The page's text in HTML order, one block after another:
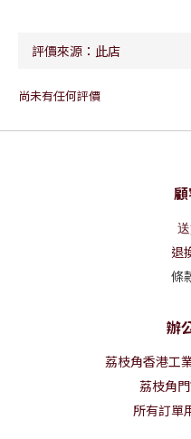
尚未有任何評價
退
條
辦
荔枝角香港工
荔枝角
所有訂單